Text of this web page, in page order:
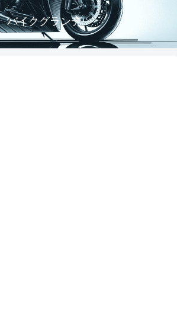
バイクグランデ